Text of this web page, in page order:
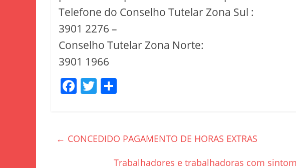
Telefone do Conselho Tutelar Zona Sul :
3901 2276 –
Conselho Tutelar Zona Norte:
3901 1966
F
e
T
er e
← CONCEDIDO PAGAMENTO DE HORAS EXTRAS
Trabalhadores e trabalhadoras com